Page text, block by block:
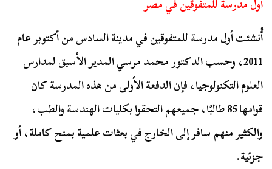
أول مدرسة للمتفوقين في مصر
أُنشئت أول مدرسة للمتفوقين في مدينة السادس من أكتوبر عام
2011، وحسب الدكتور محمد مرسي المدير الأسبق لمدارس
العلوم التكنولوجيا، فإن الدفعة الأولى من هذه المدرسة كان
قوامها 85 طالبًا، جميعهم التحقوا بكليات الهندسة والطب،
والكثير منهم سافر إلى الخارج في بعثات علمية بمنح كاملة، أو
جزئية.